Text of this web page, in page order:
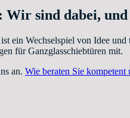
sind dabei, und
ein Wechselspiel von Idee
für Ganzglasschiebtüren mit.
an. Wie beraten Sie